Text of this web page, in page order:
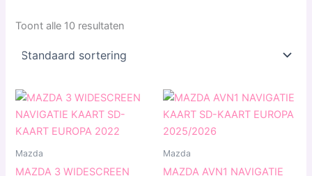
Toont alle 10 resultaten
Mazda
MAZDA 3 WIDESCREEN
Mazda
MAZDA AVN1 NAVIGATIE